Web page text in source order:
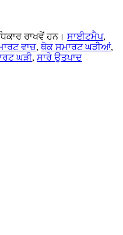
ਰਾਖਵੇਂ ਹਨ। ਸਾਈਟਮੈਪ,
ਵਾਚ, ਥੋਕ ਸਮਾਰਟ ਘੜੀਆਂ,
ਘੜੀ, ਸਾਰੇ ਉਤਪਾਦ